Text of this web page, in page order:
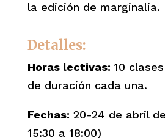
la edición de marginalia.
Detalles:
Horas lectivas: 10
de duración cada una.
Fechas: 20-24 de abril
15:30 a 18:00)